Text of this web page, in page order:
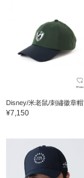
Disney/米老鼠/刺繡徽章帽
¥7,150